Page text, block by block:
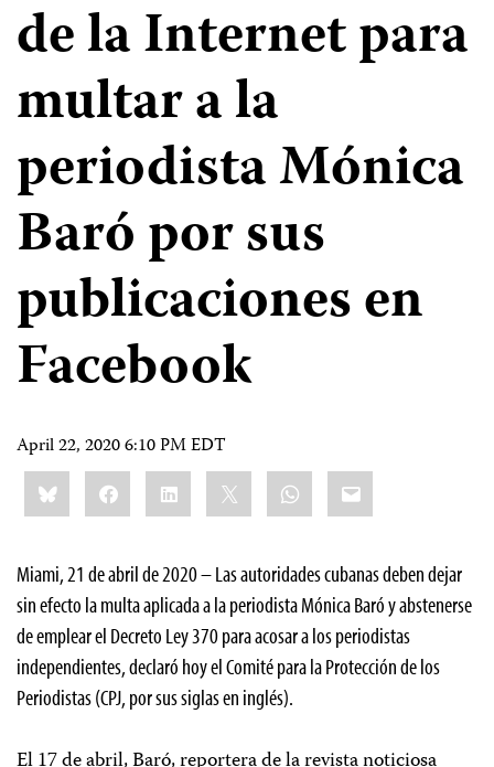
de la Internet para
multar a la
periodista Mónica
Baró por sus
publicaciones en
Facebook
April 22, 2020 6:10 PM EDT
Share
this:BlueskyFacebookLinkedIn WhatsApp
Email
Miami, 21 de abril de 2020 – Las autoridades cubanas deben dejar
sin efecto la multa aplicada a la periodista Mónica Baró y abstenerse
de emplear el Decreto Ley 370 para acosar a los periodistas
independientes, declaró hoy el Comité para la Protección de los
Periodistas (CPJ, por sus siglas en inglés).